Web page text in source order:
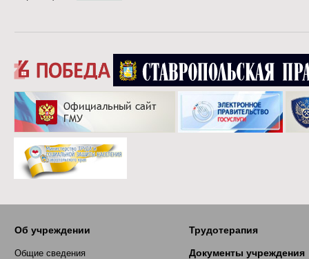
Об учреждении
Общие сведения
Трудотерапия
Документы учреждения